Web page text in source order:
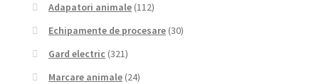
Adapatori animale (112)
Echipamente de procesare (30)
Gard electric (321)
Marcare animale (24)